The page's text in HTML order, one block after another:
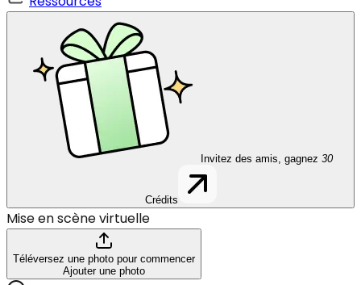
Invitez des amis, gagnez 30
Crédits
Mise en scène virtuelle
Téléversez une photo pour commencer
Ajouter une photo